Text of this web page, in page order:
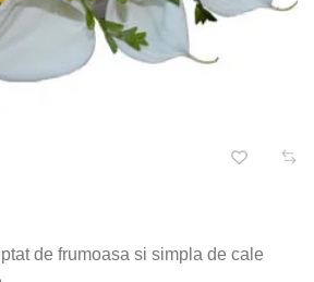
de frumoasa si simpla de cale